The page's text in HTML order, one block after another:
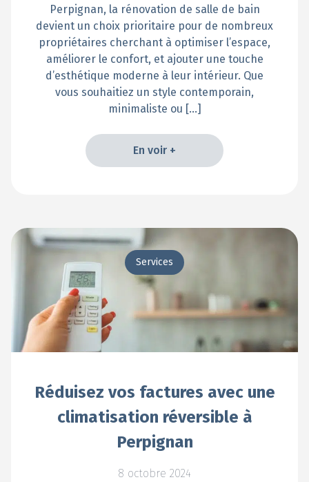
Perpignan, la rénovation de salle de bain
devient un choix prioritaire pour de nombreux
propriétaires cherchant à optimiser l’espace,
améliorer le confort, et ajouter une touche
d’esthétique moderne à leur intérieur. Que
vous souhaitiez un style contemporain,
minimaliste ou […]
En voir +
Services
Réduisez vos factures avec une
climatisation réversible à
Perpignan
8 octobre 2024